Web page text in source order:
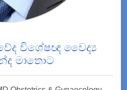
විශේෂඥ වෛද්‍ය
මාතොට